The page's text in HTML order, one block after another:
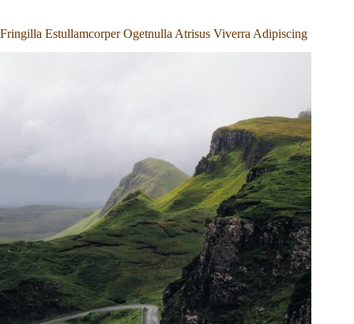
Fringilla Estullamcorper Ogetnulla Atrisus Viverra Adipiscing